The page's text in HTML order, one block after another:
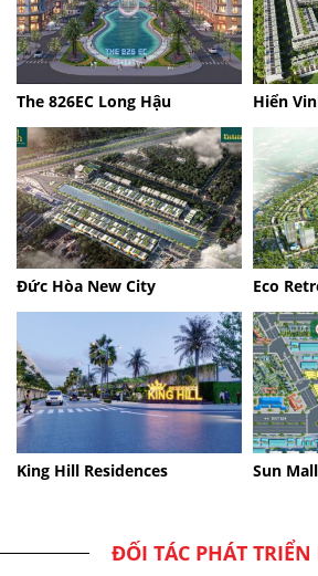
The 826EC Long Hậu Hiển
Đức Hòa New City Eco
King Hill Residences Sun
ĐỐI TÁC PHÁT